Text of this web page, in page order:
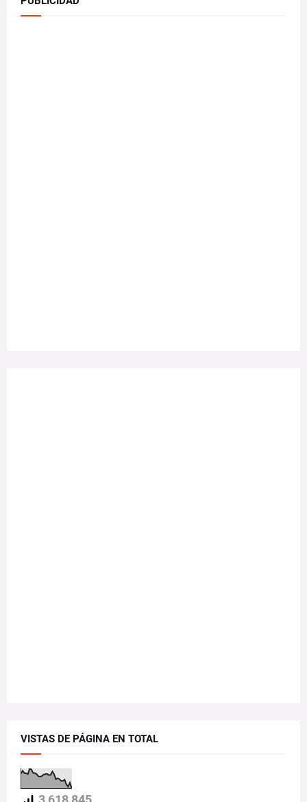
VISTAS DE PÁGINA EN TOTAL